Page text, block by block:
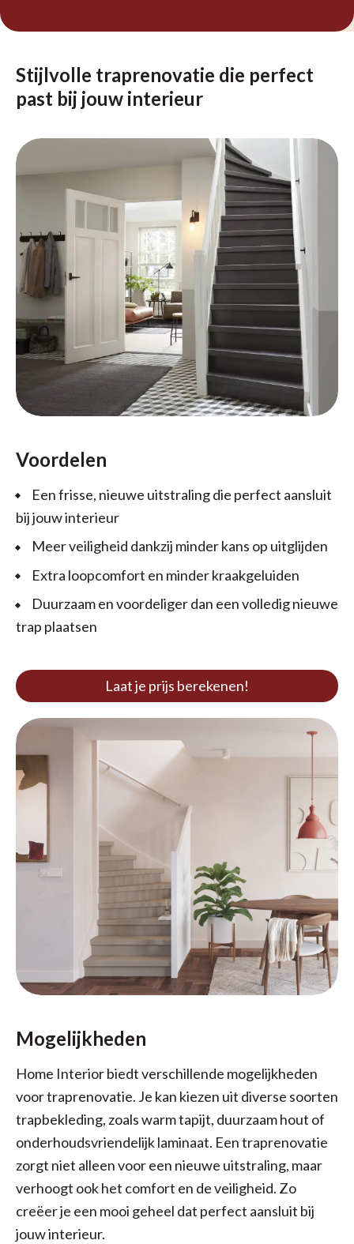
Stijlvolle traprenovatie die perfect
past bij jouw interieur
Voordelen
Een frisse, nieuwe uitstraling die perfect aansluit
bij jouw interieur
Meer veiligheid dankzij minder kans op uitglijden
Extra loopcomfort en minder kraakgeluiden
Duurzaam en voordeliger dan een volledig nieuwe
trap plaatsen
Laat je prijs berekenen!
Mogelijkheden
Home Interior biedt verschillende mogelijkheden
voor traprenovatie. Je kan kiezen uit diverse soorten
trapbekleding, zoals warm tapijt, duurzaam hout of
onderhoudsvriendelijk laminaat. Een traprenovatie
zorgt niet alleen voor een nieuwe uitstraling, maar
verhoogt ook het comfort en de veiligheid. Zo
creëer je een mooi geheel dat perfect aansluit bij
jouw interieur.